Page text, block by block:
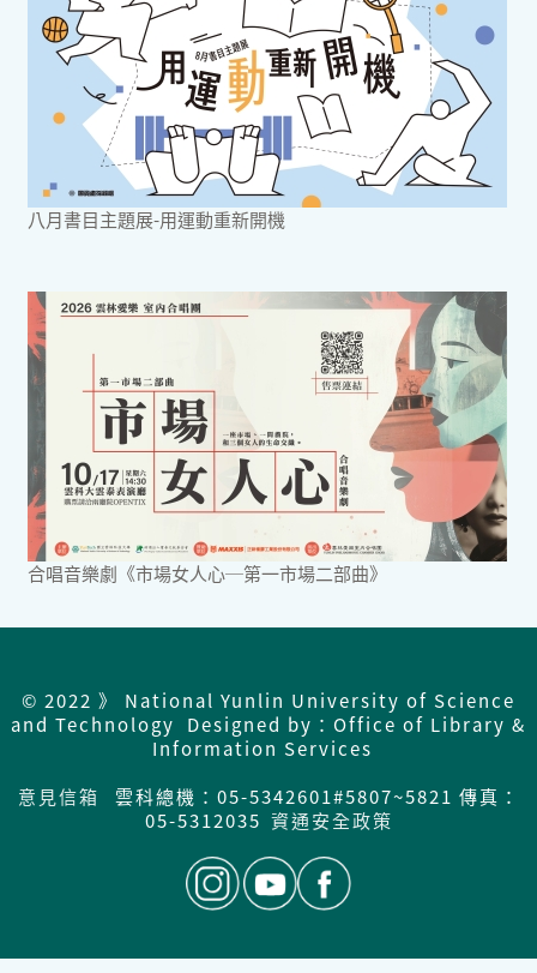
八月書目主題展-用運動重新開機
合唱音樂劇《市場女人心─第一市場二部曲》
© 2022 》 National Yunlin University of Science
and Technology Designed by：Office of Library &
Information Services
意見信箱
雲科總機：05-5342601#5807~5821 傳真：
05-5312035 資通安全政策